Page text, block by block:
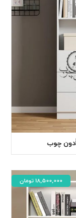
چوب
18,500,000 تومان